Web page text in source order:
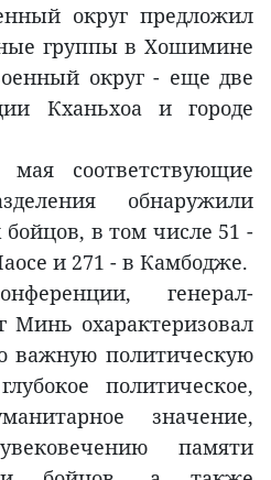
округ предложил
группы в Хошимине
округ - еще две
Кханьхоа и городе
соответствующие
обнаружили
в том числе 51 -
и 271 - в Камбодже.
генерал-
Минь охарактеризовал
важную политическую
политическое,
значение,
памяти